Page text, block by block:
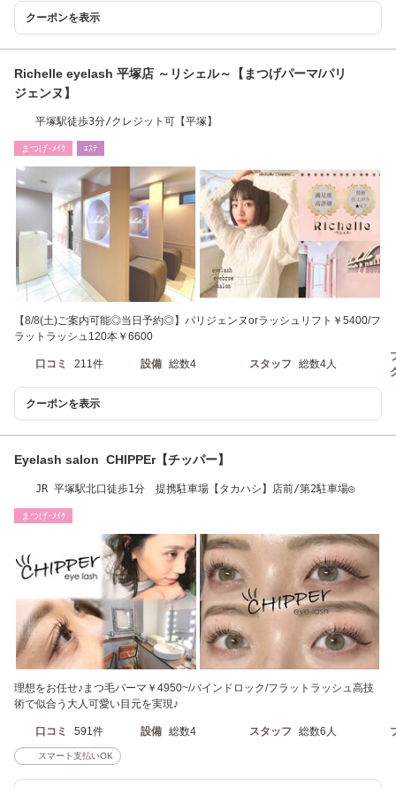
クーポンを表示
Richelle eyelash 平塚店 ～リシェル～【まつげパーマ/パリ
ジェンヌ】
平塚駅徒歩3分/クレジット可【平塚】
まつげ･ﾒｲｸ ｴｽﾃ
【8/8(土)ご案内可能◎当日予約◎】パリジェンヌorラッシュリフト￥5400/フ
ラットラッシュ120本￥6600
口コミ 211件 設備 総数4 スタッフ 総数4人
クーポンを表示
Eyelash salon CHIPPEr【チッパー】
JR 平塚駅北口徒歩1分 提携駐車場【タカハシ】店前/第2駐車場◎
まつげ･ﾒｲｸ
理想をお任せ♪まつ毛パーマ￥4950~/バインドロック/フラットラッシュ高技
術で似合う大人可愛い目元を実現♪
口コミ 591件 設備 総数4 スタッフ 総数6人
スマート支払いOK